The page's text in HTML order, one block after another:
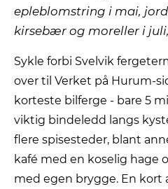
epleblomstring i mai,
kirsebær og moreller i
Sykle forbi Svelvik
over til Verket på Hurum-
korteste bilferge - bare 5
viktig bindeledd langs
flere spisesteder, blant
kafé med en koselig hage
med egen brygge. En kort